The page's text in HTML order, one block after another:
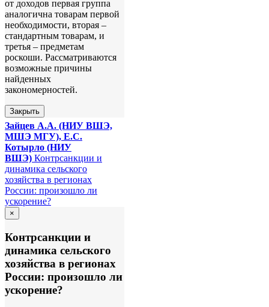
от доходов первая группа
аналогична товарам первой
необходимости, вторая –
стандартным товарам, и
третья – предметам
роскоши. Рассматриваются
возможные причины
найденных
закономерностей.
Закрыть
Зайцев А.А. (НИУ ВШЭ,
МШЭ МГУ), Е.С.
Котырло (НИУ
ВШЭ) Контрсанкции и
динамика сельского
хозяйства в регионах
России: произошло ли
ускорение?
×
Контрсанкции и
динамика сельского
хозяйства в регионах
России: произошло ли
ускорение?